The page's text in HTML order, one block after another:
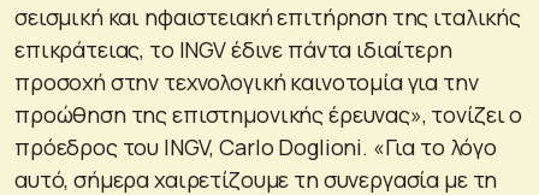
σεισμική και ηφαιστειακή επιτήρηση της ιταλικής
επικράτειας, το INGV έδινε πάντα ιδιαίτερη
προσοχή στην τεχνολογική καινοτομία για την
προώθηση της επιστημονικής έρευνας», τονίζει ο
πρόεδρος του INGV, Carlo Doglioni. «Για το λόγο
αυτό, σήμερα χαιρετίζουμε τη συνεργασία με τη